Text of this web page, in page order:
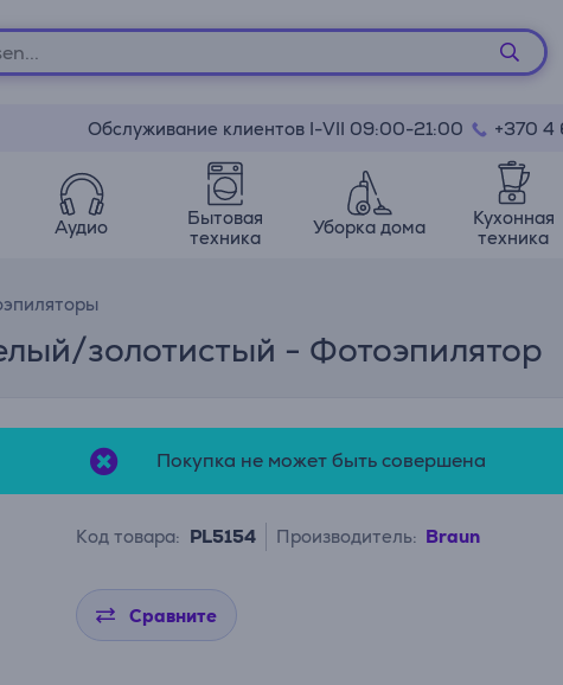
Обслуживание клиентов I-VII 09:00-21:00 +370 4
Аудио
Бытовая
техника
Уборка дома
Кухонная
техника
золотистый - Фотоэпилятор
Покупка не может быть совершена
Код товара: PL5154 Производитель: Braun
Сравните